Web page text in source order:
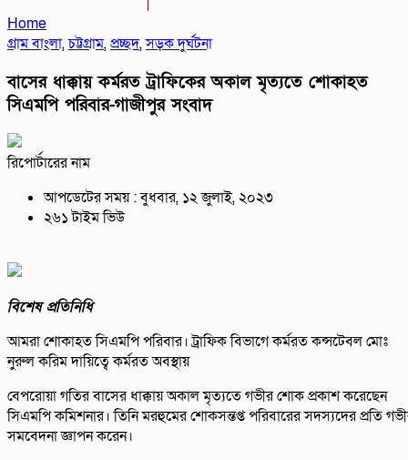
Home
গ্রাম বাংলা,চট্টগ্রাম,প্রচ্ছদ,সড়ক দুর্ঘটনা
বাসের ধাক্কায় কর্মরত ট্রাফিকের অকাল মৃত্যতে শোকাহত
সিএমপি পরিবার-গাজীপুর সংবাদ
রিপোর্টারের নাম
আপডেটের সময় : বুধবার, ১২ জুলাই, ২০২৩
২৬১ টাইম ভিউ
বিশেষ প্রতিনিধি
আমরা শোকাহত সিএমপি পরিবার। ট্রাফিক বিভাগে কর্মরত কন্সটেবল মোঃ
নুরুল করিম দায়িত্বে কর্মরত অবস্থায়
বেপরোয়া গতির বাসের ধাক্কায় অকাল মৃত্যতে গভীর শোক প্রকাশ করেছেন
সিএমপি কমিশনার। তিনি মরহুমের শোকসন্তপ্ত পরিবারের সদস্যদের প্রতি
সমবেদনা জ্ঞাপন করেন।